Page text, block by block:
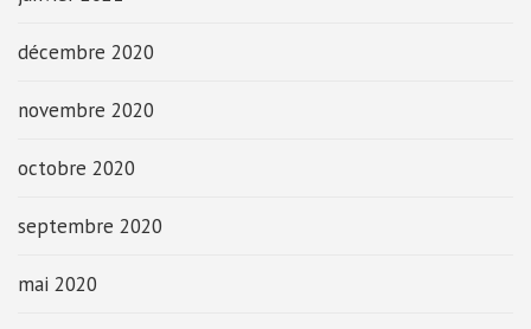
décembre 2020
novembre 2020
octobre 2020
septembre 2020
mai 2020